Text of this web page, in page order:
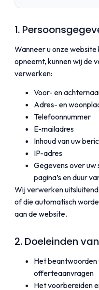
1.
Wanneer u onze
opneemt, kunnen wij de
verwerken:
Voor- en
Adres- en
Telefoonnummer
E-mailadres
Inhoud van uw
IP-adres
Gegevens over
pagina’s en duur
Wij verwerken
of die automatisch
aan de website.
2. Doeleinden
Het
offerteaanvragen
Het voorbereiden